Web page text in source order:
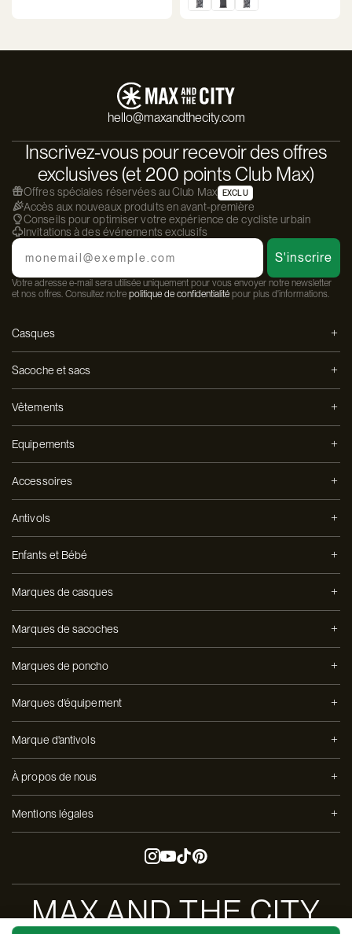
hello@maxandthecity.com
Inscrivez-vous pour recevoir des offres
exclusives (et 200 points Club Max)
Offres spéciales réservées au Club Max EXCLU
Accès aux nouveaux produits en avant-première
Conseils pour optimiser votre expérience de cycliste urbain
Invitations à des événements exclusifs
Email
S'inscrire
Votre adresse e-mail sera utilisée uniquement pour vous envoyer notre newsletter
et nos offres. Consultez notre politique de confidentialité pour plus d'informations.
Casques
Sacoche et sacs
Vêtements
Equipements
Accessoires
Antivols
Enfants et Bébé
Marques de casques
Marques de sacoches
Marques de poncho
Marques d'équipement
Marque d'antivols
À propos de nous
Mentions légales
MAX AND THE CITY